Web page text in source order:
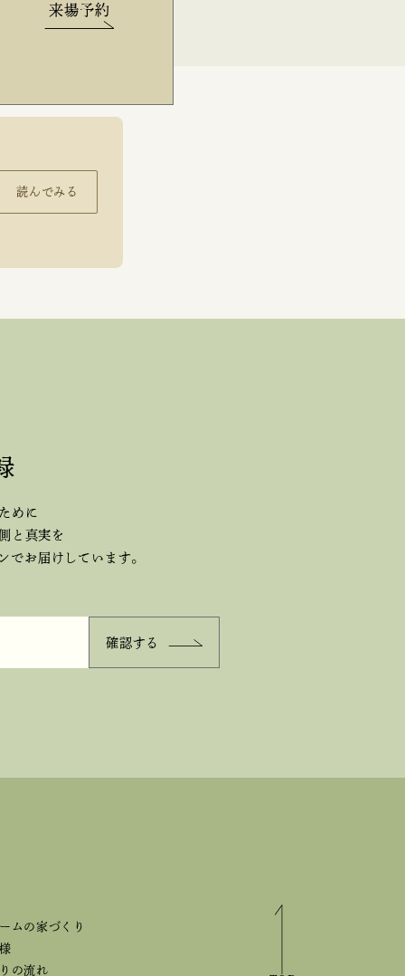
来場予約
読んでみる
めに
と真実を
でお届けしています。
ムの家づくり
の流れ